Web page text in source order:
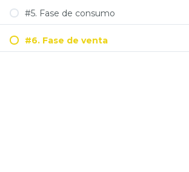
#5. Fase de consumo
#6. Fase de venta